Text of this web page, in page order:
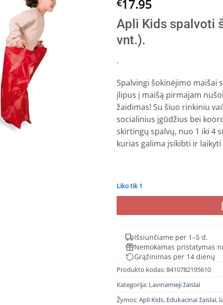
5iš 5
įvertinimų:
€17.95
Apli Kids spalvoti
vnt.).
.
Spalvingi šokinėjimo maišai
įlipus į maišą pirmajam
žaidimas! Su šiuo rinkiniu
socialinius įgūdžius bei
skirtingų spalvų, nuo 1 iki 4
kurias galima įsikibti ir laikyti
Liko tik 1
Išsiunčiame per 1–5 d.
Nemokamas pristatymas
Grąžinimas per 14 dienų
Produkto kodas:8410782195610
Kategorija: Lavinamieji žaislai
Žymos:Apli Kids, Edukacinai žaislai,